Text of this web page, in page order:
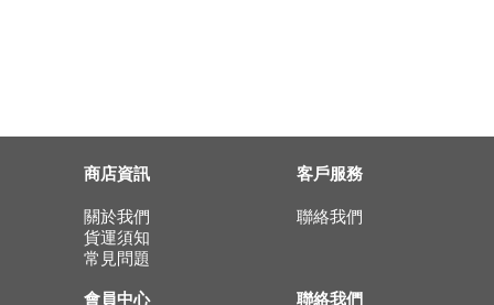
商店資訊
關於我們
貨運須知
常見問題
客戶服務
聯絡我們
會員中心 聯絡我們